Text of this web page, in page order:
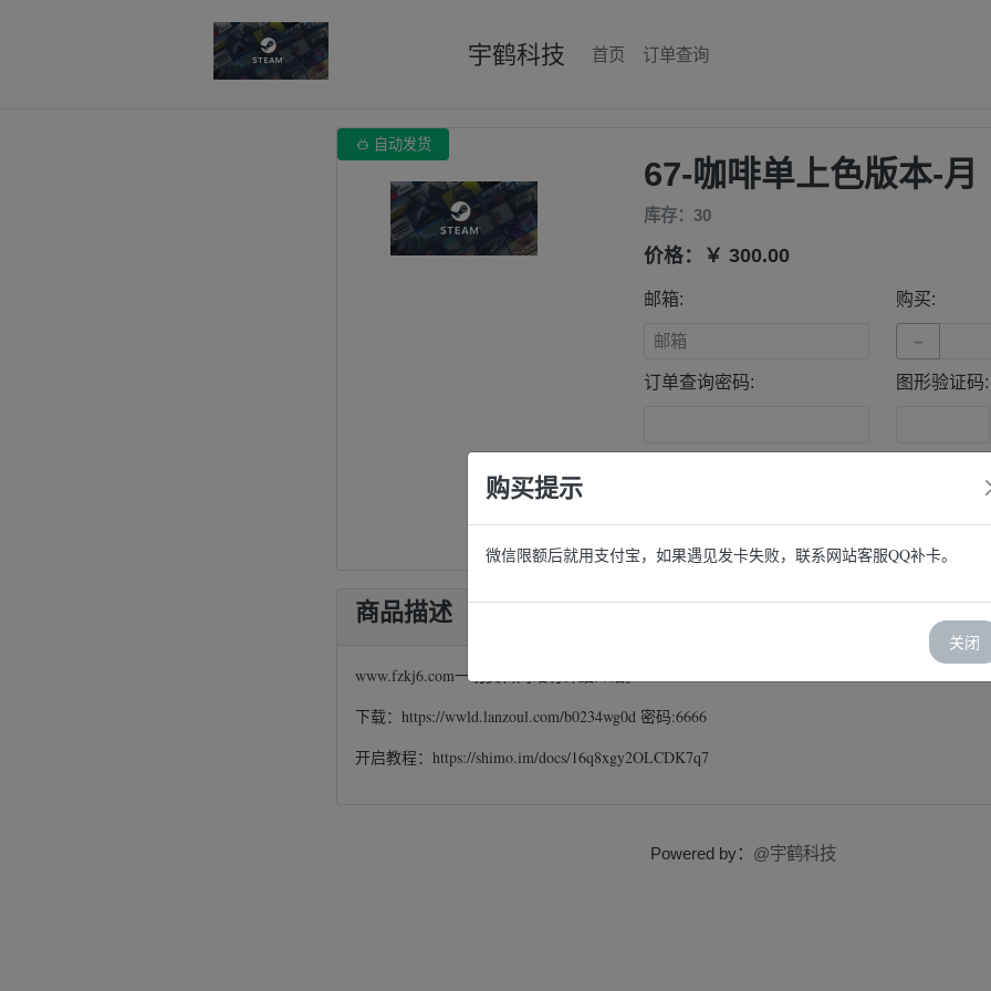
宇鹤科技 首页 订单查询
 自动发货
67-咖啡单上色版本-月
库存：30
价格：￥ 300.00
邮箱: 购买:
−
订单查询密码: 图形验证码:
下单
商品描述
www.fzkj6.com一切资料网站有详细介绍。
下载：https://wwld.lanzoul.com/b0234wg0d 密码:6666
开启教程：https://shimo.im/docs/16q8xgy2OLCDK7q7
购买提示
微信限额后就用支付宝，如果遇见发卡失败，联系网站客服QQ补卡。
关闭
Powered by： @宇鹤科技